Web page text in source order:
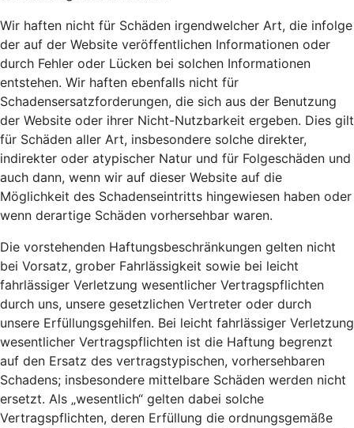
Wir haften nicht für Schäden irgendwelcher Art, die infolge
der auf der Website veröffentlichen Informationen oder
durch Fehler oder Lücken bei solchen Informationen
entstehen. Wir haften ebenfalls nicht für
Schadensersatzforderungen, die sich aus der Benutzung
der Website oder ihrer Nicht-Nutzbarkeit ergeben. Dies gilt
für Schäden aller Art, insbesondere solche direkter,
indirekter oder atypischer Natur und für Folgeschäden und
auch dann, wenn wir auf dieser Website auf die
Möglichkeit des Schadenseintritts hingewiesen haben oder
wenn derartige Schäden vorhersehbar waren.
Die vorstehenden Haftungsbeschränkungen gelten nicht
bei Vorsatz, grober Fahrlässigkeit sowie bei leicht
fahrlässiger Verletzung wesentlicher Vertragspflichten
durch uns, unsere gesetzlichen Vertreter oder durch
unsere Erfüllungsgehilfen. Bei leicht fahrlässiger Verletzung
wesentlicher Vertragspflichten ist die Haftung begrenzt
auf den Ersatz des vertragstypischen, vorhersehbaren
Schadens; insbesondere mittelbare Schäden werden nicht
ersetzt. Als „wesentlich“ gelten dabei solche
Vertragspflichten, deren Erfüllung die ordnungsgemäße